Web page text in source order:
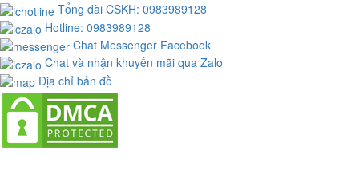
Tổng đài CSKH: 0983989128
Hotline: 0983989128
Chat Messenger Facebook
Chat và nhận khuyến mãi qua Zalo
Địa chỉ bản đồ